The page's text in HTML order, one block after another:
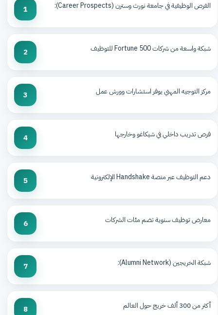
الفرص الوظيفية في جامعة نورث وسترن (Career Prospects): 1
شبكة واسعة من شركات Fortune 500 للتوظيف 2
مركز التوجيه المهني يوفر استشارات وورش عمل 3
فرص تدريب داخلي في شيكاغو وخارجها 4
دعم التوظيف عبر منصة Handshake الإلكترونية 5
معارض توظيف سنوية تضم مئات الشركات 6
شبكة الخريجين (Alumni Network): 7
أكثر من 300 ألف خريج حول العالم 8